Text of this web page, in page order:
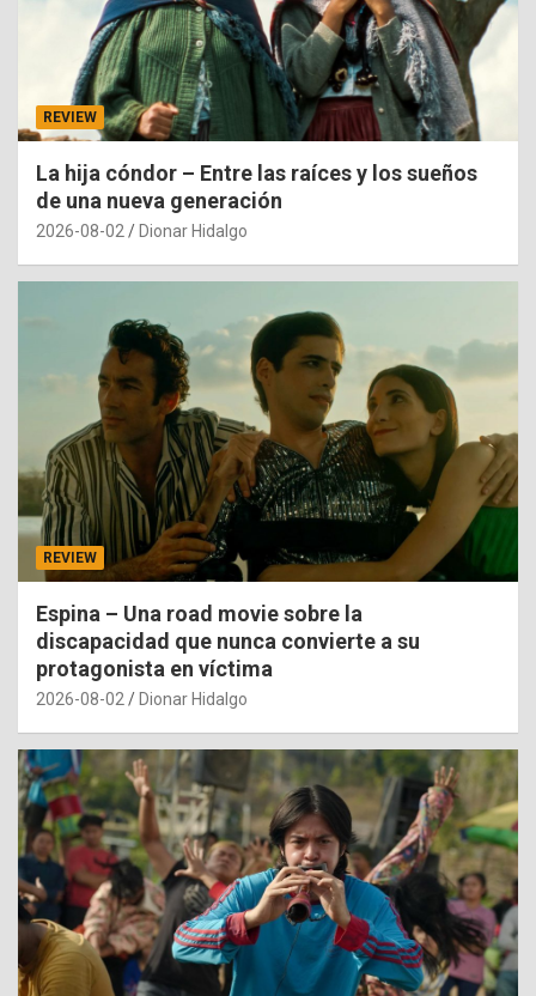
REVIEW
La hija cóndor – Entre las raíces y los sueños
de una nueva generación
2026-08-02 Dionar Hidalgo
REVIEW
Espina – Una road movie sobre la
discapacidad que nunca convierte a su
protagonista en víctima
2026-08-02 Dionar Hidalgo